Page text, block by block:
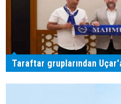
Taraftar gruplarından